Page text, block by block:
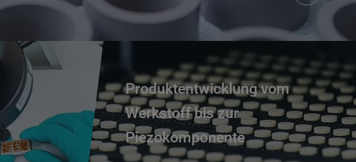
Produktentwicklung vom
Werkstoff bis zur
Piezokomponente